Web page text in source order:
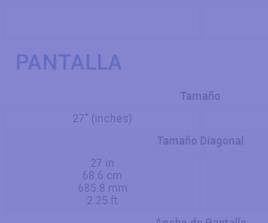
PANTALLA
Tamaño
27" (inches)
Tamaño Diagonal
27 in
68.6 cm
685.8 mm
2.25 ft